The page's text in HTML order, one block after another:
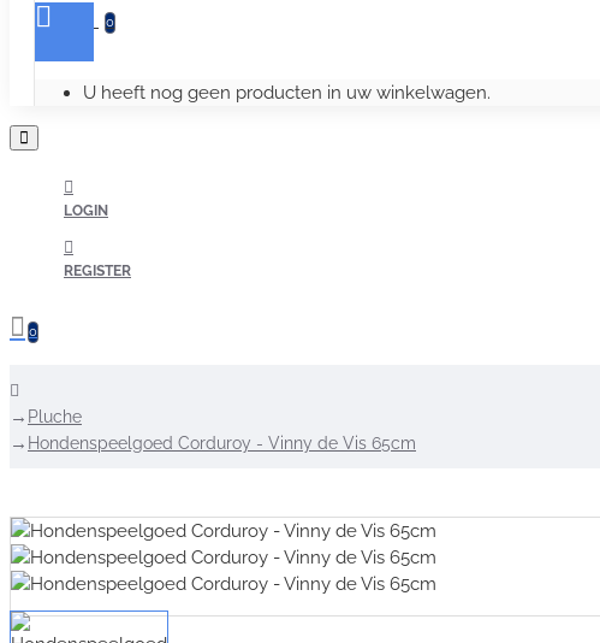
0
U heeft nog geen producten in uw winkelwagen.
LOGIN
REGISTER
0
Pluche
Hondenspeelgoed Corduroy - Vinny de Vis 65cm